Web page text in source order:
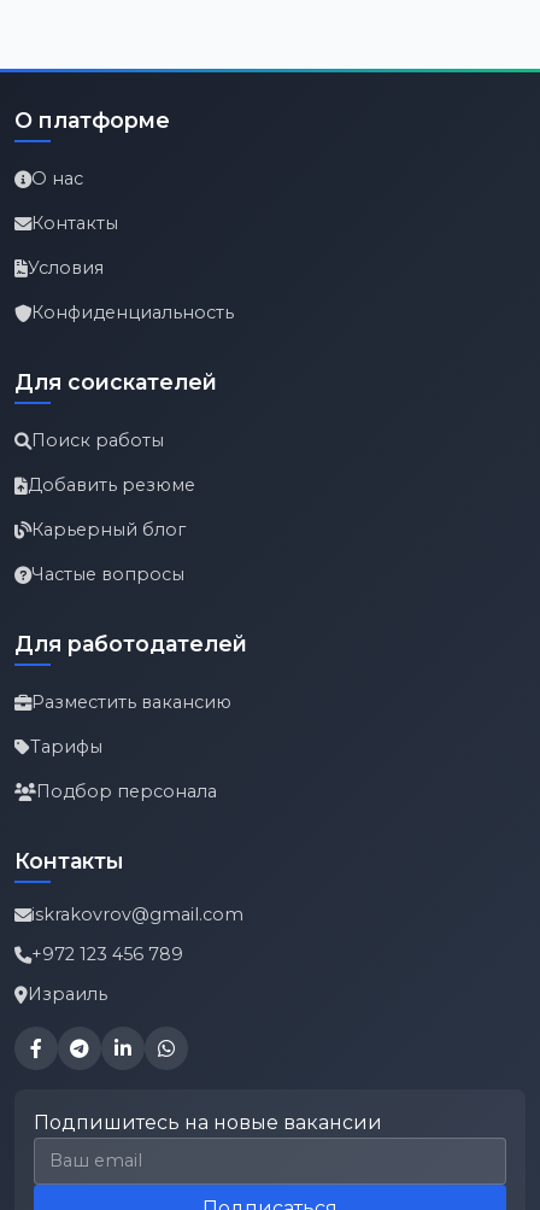
О платформе
О нас
Контакты
Условия
Конфиденциальность
Для соискателей
Поиск работы
Добавить резюме
Карьерный блог
Частые вопросы
Для работодателей
Разместить вакансию
Тарифы
Подбор персонала
Контакты
iskrakovrov@gmail.com
+972 123 456 789
Израиль
Подпишитесь на новые вакансии
Email для подписки